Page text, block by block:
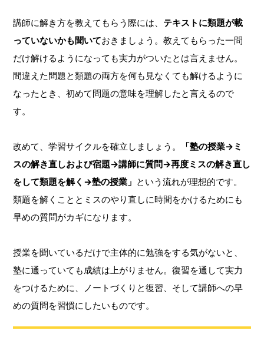
講師に解き方を教えてもらう際には、 テキストに類題が載
っていないかも聞いておきましょう。教えてもらった一問
だけ解けるようになっても実力がついたとは言えません。
間違えた問題と類題の両方を何も見なくても解けるように
なったとき、初めて問題の意味を理解したと言えるので
す。
改めて、学習サイクルを確立しましょう。
「塾の授業→ミ
スの解き直しおよび宿題→講師に質問→再度ミスの解き直し
をして類題を解く→塾の授業」 という流れが理想的です。
類題を解くこととミスのやり直しに時間をかけるためにも
早めの質問がカギになります。
授業を聞いているだけで主体的に勉強をする気がないと、
塾に通っていても成績は上がりません。復習を通して実力
をつけるために、ノートづくりと復習、そして講師への早
めの質問を習慣にしたいものです。